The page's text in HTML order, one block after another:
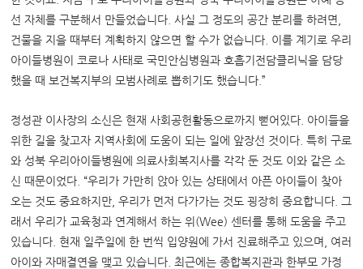
선 자체를 구분해서 만들었습니다. 사실 그 정도의 공간 분리를 하려면,
건물을 지을 때부터 계획하지 않으면 할 수가 없습니다. 이를 계기로 우리
아이들병원이 코로나 사태로 국민안심병원과 호흡기전담클리닉을 담당
했을 때 보건복지부의 모범사례로 뽑히기도 했습니다.”
정성관 이사장의 소신은 현재 사회공헌활동으로까지 뻗어있다. 아이들을
위한 길을 찾고자 지역사회에 도움이 되는 일에 앞장선 것이다. 특히 구로
와 성북 우리아이들병원에 의료사회복지사를 각각 둔 것도 이와 같은 소
신 때문이었다. “우리가 가만히 앉아 있는 상태에서 아픈 아이들이 찾아
오는 것도 중요하지만, 우리가 먼저 다가가는 것도 굉장히 중요합니다. 그
래서 우리가 교육청과 연계해서 하는 위(Wee) 센터를 통해 도움을 주고
있습니다. 현재 일주일에 한 번씩 입양원에 가서 진료해주고 있으며, 여러
아이와 자매결연을 맺고 있습니다. 최근에는 종합복지관과 한부모 가정